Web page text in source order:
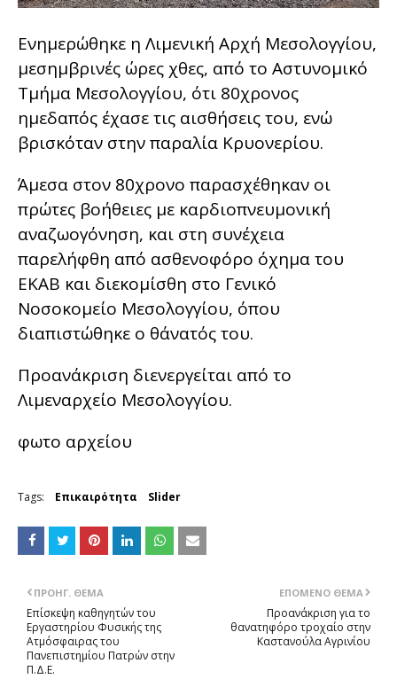
Ενημερώθηκε η Λιμενική Αρχή Μεσολογγίου,
μεσημβρινές ώρες χθες, από το Αστυνομικό
Τμήμα Μεσολογγίου, ότι 80χρονος
ημεδαπός έχασε τις αισθήσεις του, ενώ
βρισκόταν στην παραλία Κρυονερίου.
Άμεσα στον 80χρονο παρασχέθηκαν οι
πρώτες βοήθειες με καρδιοπνευμονική
αναζωογόνηση, και στη συνέχεια
παρελήφθη από ασθενοφόρο όχημα του
ΕΚΑΒ και διεκομίσθη στο Γενικό
Νοσοκομείο Μεσολογγίου, όπου
διαπιστώθηκε ο θάνατός του.
Προανάκριση διενεργείται από το
Λιμεναρχείο Μεσολογγίου.
φωτο αρχείου
Tags: Επικαιρότητα Slider
ΕΠΌΜΕΝΟ ΘΈΜΑ
Προανάκριση για το
θανατηφόρο τροχαίο στην
Καστανούλα Αγρινίου
ΠΡΟΗΓ. ΘΈΜΑ
Επίσκεψη καθηγητών του
Εργαστηρίου Φυσικής της
Ατμόσφαιρας του
Πανεπιστημίου Πατρών στην
Π.Δ.Ε.